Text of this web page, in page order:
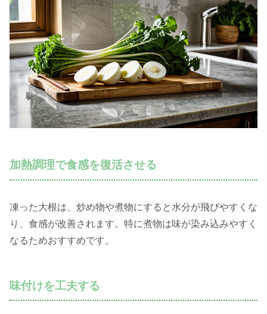
加熱調理で食感を復活させる
凍った大根は、炒め物や煮物にすると水分が飛びやすくな
り、食感が改善されます。特に煮物は味が染み込みやすく
なるためおすすめです。
味付けを工夫する